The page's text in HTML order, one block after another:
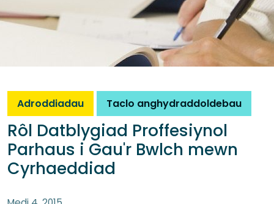
Adroddiadau Taclo anghydraddoldebau
Rôl Datblygiad Proffesiynol
Parhaus i Gau'r Bwlch mewn
Cyrhaeddiad